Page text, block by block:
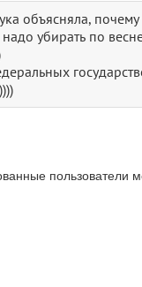
объясняла,
убирать по
пользователи